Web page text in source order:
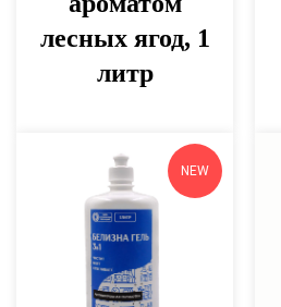
лесных ягод, 1
литр
NEW